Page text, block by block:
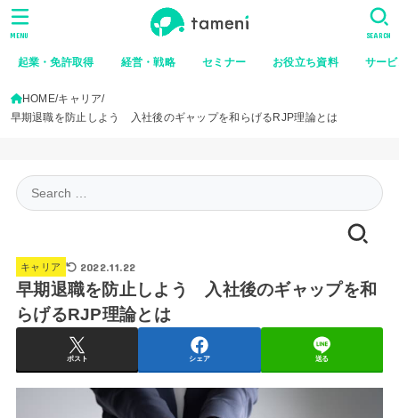
起業・免許取得 経営・戦略 セミナー お役立ち資料 サー
SEARCH
MENU
HOME キャリア
早期退職を防止しよう 入社後のギャップを和らげるRJP理論とは
for:
キャリア 2022.11.22
早期退職を防止しよう 入社後のギャップを和
らげるRJP理論とは
ポスト シェア 送る